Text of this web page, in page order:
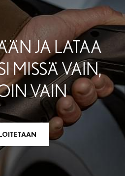
JA LATAA
MISSÄ VAIN,
VAIN